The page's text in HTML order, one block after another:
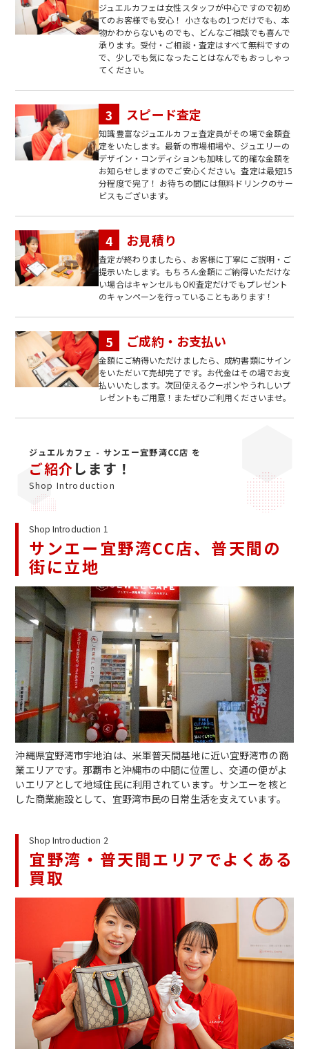
ジュエルカフェは女性スタッフが中心ですので初め
てのお客様でも安心！ 小さなもの1つだけでも、本
物かわからないものでも、どんなご相談でも喜んで
承ります。受付・ご相談・査定はすべて無料ですの
で、少しでも気になったことはなんでもおっしゃっ
てください。
スピード査定
知識豊富なジュエルカフェ査定員がその場で金額査
定をいたします。最新の市場相場や、ジュエリーの
デザイン・コンディションも加味して的確な金額を
お知らせしますのでご安心ください。査定は最短15
分程度で完了！ お待ちの間には無料ドリンクのサー
ビスもございます。
お見積り
査定が終わりましたら、お客様に丁寧にご説明・ご
提示いたします。もちろん金額にご納得いただけな
い場合はキャンセルもOK!査定だけでもプレゼント
のキャンペーンを行っていることもあります！
ご成約・お支払い
金額にご納得いただけましたら、成約書類にサイン
をいただいて売却完了です。お代金はその場でお支
払いいたします。次回使えるクーポンやうれしいプ
レゼントもご用意！またぜひご利用くださいませ。
ジュエルカフェ - サンエー宜野湾CC店 を
ご紹介します！
Shop Introduction
Shop Introduction 1
サンエー宜野湾CC店、普天間の
街に立地
沖縄県宜野湾市宇地泊は、米軍普天間基地に近い宜野湾市の商
業エリアです。那覇市と沖縄市の中間に位置し、交通の便がよ
いエリアとして地域住民に利用されています。サンエーを核と
した商業施設として、宜野湾市民の日常生活を支えています。
Shop Introduction 2
宜野湾・普天間エリアでよくある
買取